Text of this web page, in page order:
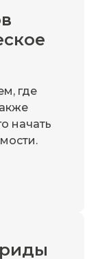
где
начать